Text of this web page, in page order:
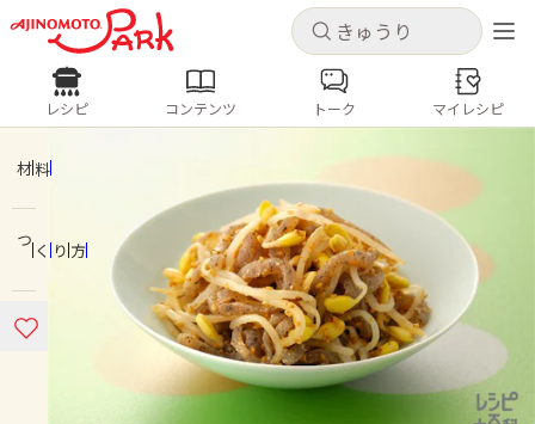
キャンセル
ログインするとレシピを保存できます
ホーム
コンテンツ
レシピ
キャンセル
レシピ コンテンツ
人気の食材・レシピ
きゅうり なす トマト
とうもろこし
ピーマン
みょうが ゴーヤ
レシピ コンテンツ トーク マイレシピ
材料
つくり方